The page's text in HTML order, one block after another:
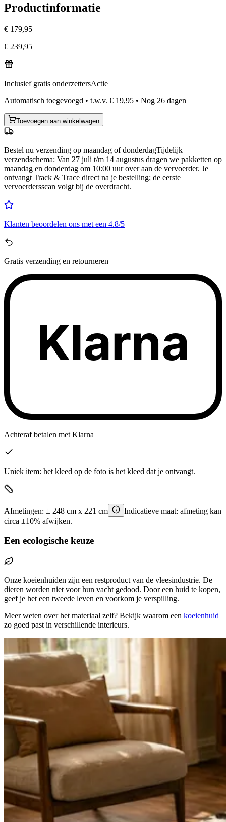
Productinformatie
€ 179,95
€ 239,95
Inclusief gratis onderzettersActie
Automatisch toegevoegd • t.w.v. € 19,95 • Nog 26 dagen
Toevoegen aan winkelwagen
Bestel nu verzending op maandag of donderdagTijdelijk
verzendschema: Van 27 juli t/m 14 augustus dragen we pakketten op
maandag en donderdag om 10:00 uur over aan de vervoerder. Je
ontvangt Track & Trace direct na je bestelling; de eerste
vervoerdersscan volgt bij de overdracht.
Klanten beoordelen ons met een 4.8/5
Gratis verzending en retourneren
Klarna
Achteraf betalen met Klarna
Uniek item: het kleed op de foto is het kleed dat je ontvangt.
Afmetingen: ± 248 cm x 221 cm
Indicatieve maat: afmeting kan
circa ±10% afwijken.
Een ecologische keuze
Onze koeienhuiden zijn een restproduct van de vleesindustrie. De
dieren worden niet voor hun vacht gedood. Door een huid te kopen,
geef je het een tweede leven en voorkom je verspilling.
Meer weten over het materiaal zelf? Bekijk waarom een koeienhuid
zo goed past in verschillende interieurs.